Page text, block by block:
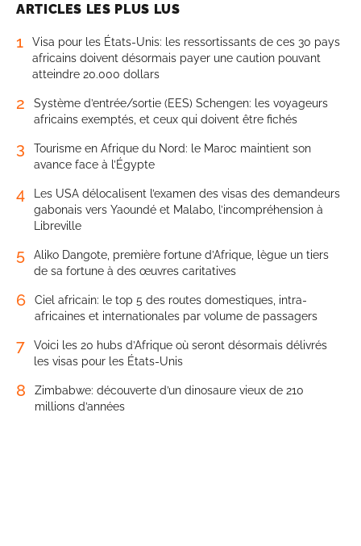
ARTICLES LES PLUS LUS
1
Visa pour les États-Unis: les ressortissants de ces 30 pays
africains doivent désormais payer une caution pouvant
atteindre 20.000 dollars
2
Système d’entrée/sortie (EES) Schengen: les voyageurs
africains exemptés, et ceux qui doivent être fichés
3
Tourisme en Afrique du Nord: le Maroc maintient son
avance face à l’Égypte
4
Les USA délocalisent l’examen des visas des demandeurs
gabonais vers Yaoundé et Malabo, l’incompréhension à
Libreville
5
Aliko Dangote, première fortune d’Afrique, lègue un tiers
de sa fortune à des œuvres caritatives
6
Ciel africain: le top 5 des routes domestiques, intra-
africaines et internationales par volume de passagers
7
Voici les 20 hubs d’Afrique où seront désormais délivrés
les visas pour les États-Unis
8
Zimbabwe: découverte d’un dinosaure vieux de 210
millions d’années